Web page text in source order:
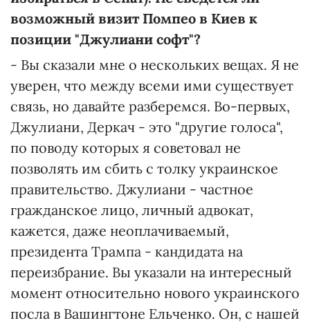
возможный визит Помпео в Киев к
позиции "Джулиани софт"?
- Вы сказали мне о нескольких вещах. Я не
уверен, что между всеми ими существует
связь, но давайте разберемся. Во-первых,
Джулиани, Деркач - это "другие голоса",
по поводу которых я советовал не
позволять им сбить с толку украинское
правительство. Джулиани - частное
гражданское лицо, личный адвокат,
кажется, даже неоплачиваемый,
президента Трампа - кандидата на
переизбрание. Вы указали на интересный
момент относительно нового украинского
посла в Вашингтоне Ельченко. Он, с нашей